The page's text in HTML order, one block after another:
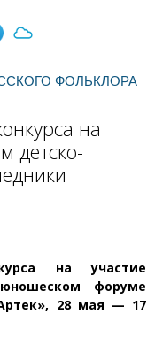
ФОЛЬКЛОРА
на
детско-
на участие
форуме
28 мая — 17